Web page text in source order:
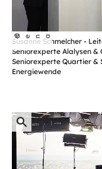
öffnet
Bild
in
einer
© dena
Susanne Schmelcher -
Seniorexperte Alalysen &
Seniorexperte Quartier &
Energiewende